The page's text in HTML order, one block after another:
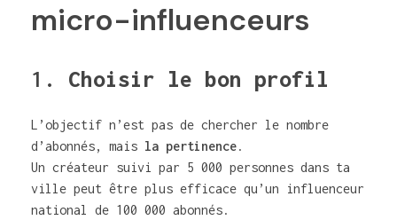
micro-influenceurs
1. Choisir le bon profil
L’objectif n’est pas de chercher le nombre
d’abonnés, mais la pertinence.
Un créateur suivi par 5 000 personnes dans ta
ville peut être plus efficace qu’un influenceur
national de 100 000 abonnés.